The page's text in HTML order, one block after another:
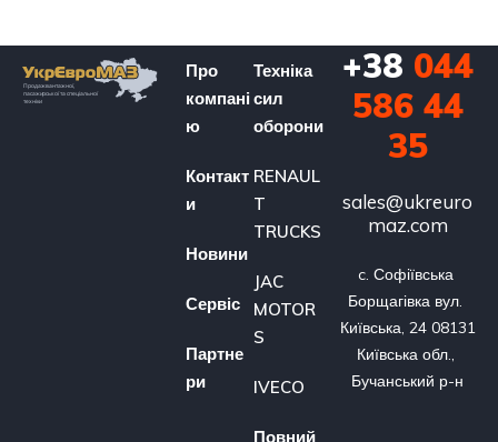
Про
компані
ю
Контакт
и
Новини
Сервіс
Партне
ри
Техніка
сил
оборони
RENAUL
T
TRUCKS
JAC
MOTOR
S
IVECO
Повний
+38 044
586 44
35
sales@ukreuro
maz.com
c. Софіївська
Борщагівка вул.
Київська, 24 08131
Київська обл.,
Бучанський р-н